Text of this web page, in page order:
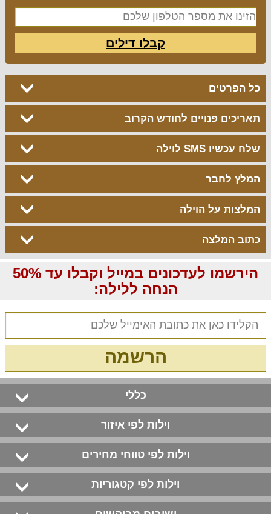
קבלו דילים
כל הפרטים
תאריכים פנויים לחודש הקרוב
שלח עכשיו SMS לוילה
המלץ לחבר
המלצות על הוילה
כתוב המלצה
הירשמו לעדכונים במייל וקבלו עד 50%
הנחה ללילה:
הרשמה
כללי
וילות לפי איזור
וילות לפי טווחי מחירים
וילות לפי קטגוריות